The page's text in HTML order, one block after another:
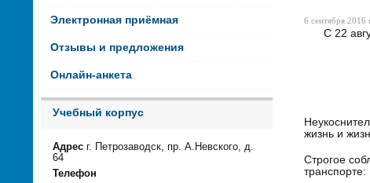
Электронная приёмная
Отзывы и предложения
Онлайн-анкета
Учебный корпус
Адрес г. Петрозаводск, пр. А.Невского, д.
64
Телефон
6 сентября 2016
С 22
жизнь и
Строгое